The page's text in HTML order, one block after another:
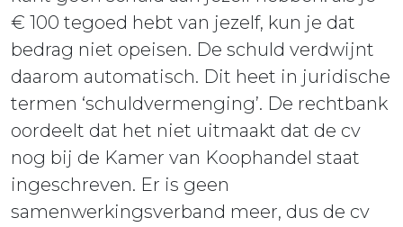
€ 100 tegoed hebt van jezelf, kun je dat
bedrag niet opeisen. De schuld verdwijnt
daarom automatisch. Dit heet in juridische
termen ‘schuldvermenging’. De rechtbank
oordeelt dat het niet uitmaakt dat de cv
nog bij de Kamer van Koophandel staat
ingeschreven. Er is geen
samenwerkingsverband meer, dus de cv